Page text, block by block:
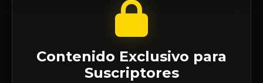
Contenido Exclusivo para
Suscriptores